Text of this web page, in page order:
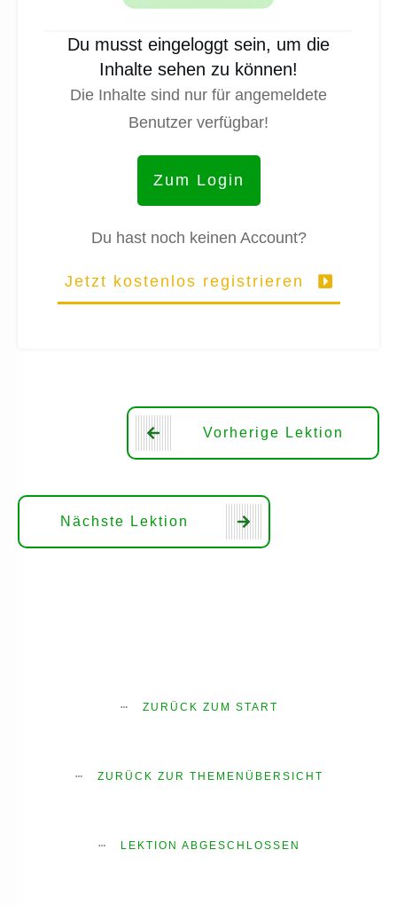
Du musst eingeloggt sein, um die
Inhalte sehen zu können!
Die Inhalte sind nur für angemeldete
Benutzer verfügbar!
Zum Login
Du hast noch keinen Account?
Jetzt kostenlos registrieren
Vorherige Lektion
Nächste Lektion
ZURÜCK ZUM START
ZURÜCK ZUR THEMENÜBERSICHT
LEKTION ABGESCHLOSSEN